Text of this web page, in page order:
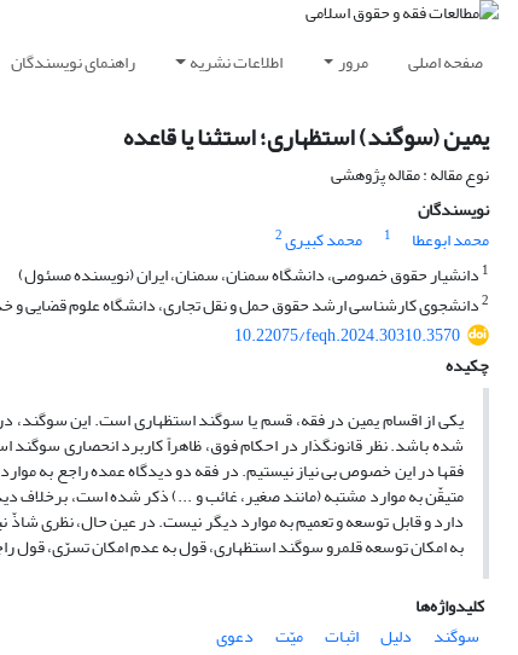
صفحه اصلی مرور اطلاعات نشریه راهنمای نویسندگان
یمین (سوگند) استظهاری؛ استثنا یا قاعده
نوع مقاله : مقاله پژوهشی
نویسندگان
محمد ابوعطا
1 محمد کبیری2
1 دانشیار حقوق خصوصی، دانشگاه سمنان، سمنان، ایران (نویسنده مسئول)
2دانشجوی کارشناسی ارشد حقوق حمل و نقل تجاری، دانشگاه علوم قضایی و
10.22075/feqh.2024.30310.3570
چکیده
شده باشد. نظر قانونگذار در احکام فوق، ظاهراً کاربرد انحصاری سوگند
فقها در این خصوص بی نیاز نیستیم. در فقه دو دیدگاه عمده راجع به
متیقّن به موارد مشتبه (مانند صغیر، غائب و ...) ذکر شده است، برخلاف
دارد و قابل توسعه و تعمیم به موارد دیگر نیست. در عین حال، نظری
به امکان توسعه قلمرو سوگند استظهاری، قول به عدم امکان تسرّی، قول
کلیدواژه‌ها
سوگند
دلیل اثبات میّت دعوی